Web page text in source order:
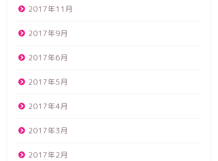
2017年11月
2017年9月
2017年6月
2017年5月
2017年4月
2017年3月
2017年2月